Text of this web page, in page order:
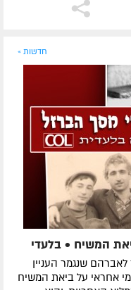
חדשות »
המשיח • בלעדי
שנגמר העניין
אחראי על ביאת המשיח